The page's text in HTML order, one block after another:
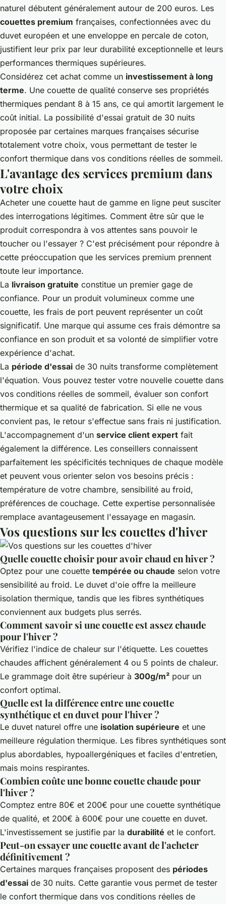
naturel débutent généralement autour de 200 euros. Les
couettes premium françaises, confectionnées avec du
duvet européen et une enveloppe en percale de coton,
justifient leur prix par leur durabilité exceptionnelle et leurs
performances thermiques supérieures.
Considérez cet achat comme un investissement à long
terme. Une couette de qualité conserve ses propriétés
thermiques pendant 8 à 15 ans, ce qui amortit largement le
coût initial. La possibilité d'essai gratuit de 30 nuits
proposée par certaines marques françaises sécurise
totalement votre choix, vous permettant de tester le
confort thermique dans vos conditions réelles de sommeil.
L'avantage des services premium dans
votre choix
Acheter une couette haut de gamme en ligne peut susciter
des interrogations légitimes. Comment être sûr que le
produit correspondra à vos attentes sans pouvoir le
toucher ou l'essayer ? C'est précisément pour répondre à
cette préoccupation que les services premium prennent
toute leur importance.
La livraison gratuite constitue un premier gage de
confiance. Pour un produit volumineux comme une
couette, les frais de port peuvent représenter un coût
significatif. Une marque qui assume ces frais démontre sa
confiance en son produit et sa volonté de simplifier votre
expérience d'achat.
La période d'essai de 30 nuits transforme complètement
l'équation. Vous pouvez tester votre nouvelle couette dans
vos conditions réelles de sommeil, évaluer son confort
thermique et sa qualité de fabrication. Si elle ne vous
convient pas, le retour s'effectue sans frais ni justification.
L'accompagnement d'un service client expert fait
également la différence. Les conseillers connaissent
parfaitement les spécificités techniques de chaque modèle
et peuvent vous orienter selon vos besoins précis :
température de votre chambre, sensibilité au froid,
préférences de couchage. Cette expertise personnalisée
remplace avantageusement l'essayage en magasin.
Vos questions sur les couettes d'hiver
Quelle couette choisir pour avoir chaud en hiver ?
Optez pour une couette tempérée ou chaude selon votre
sensibilité au froid. Le duvet d'oie offre la meilleure
isolation thermique, tandis que les fibres synthétiques
conviennent aux budgets plus serrés.
Comment savoir si une couette est assez chaude
pour l'hiver ?
Vérifiez l'indice de chaleur sur l'étiquette. Les couettes
chaudes affichent généralement 4 ou 5 points de chaleur.
Le grammage doit être supérieur à 300g/m² pour un
confort optimal.
Quelle est la différence entre une couette
synthétique et en duvet pour l'hiver ?
Le duvet naturel offre une isolation supérieure et une
meilleure régulation thermique. Les fibres synthétiques sont
plus abordables, hypoallergéniques et faciles d'entretien,
mais moins respirantes.
Combien coûte une bonne couette chaude pour
l'hiver ?
Comptez entre 80€ et 200€ pour une couette synthétique
de qualité, et 200€ à 600€ pour une couette en duvet.
L'investissement se justifie par la durabilité et le confort.
Peut-on essayer une couette avant de l'acheter
définitivement ?
Certaines marques françaises proposent des périodes
d'essai de 30 nuits. Cette garantie vous permet de tester
le confort thermique dans vos conditions réelles de